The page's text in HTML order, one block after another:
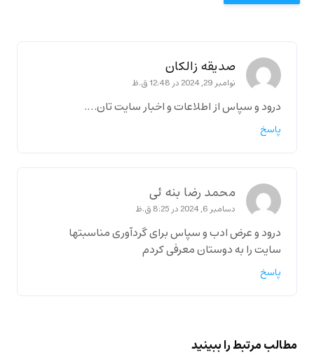
صدیقه زالکان
نوامبر 29, 2024 در 12:48 ق.ظ
درود و سپاس از اطلاعات و اخبار سایت تان….
پاسخ
محمد رضا بنه ئی
دسامبر 6, 2024 در 8:25 ق.ظ
درود و عرض ادب و سپاس برای گردآوری مناسبتها
سایت را به دوستان معرفی کردم
پاسخ
مطالب مرتبط را ببینید